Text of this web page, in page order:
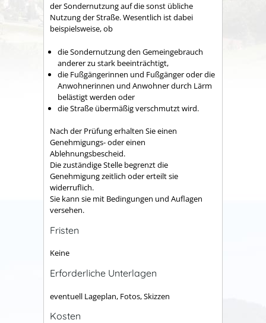
der Sondernutzung auf die sonst übliche
Nutzung der Straße.Wesentlich ist dabei
beispielsweise, ob
die Sondernutzung den Gemeingebrauch
anderer zu stark beeinträchtigt,
die Fußgängerinnen und Fußgänger oder die
Anwohnerinnen und Anwohner durch Lärm
belästigt werden oder
die Straße übermäßig verschmutzt wird.
Nach der Prüfung erhalten Sie einen
Genehmigungs- oder einen
Ablehnungsbescheid.
Die zuständige Stelle begrenzt die
Genehmigung zeitlich oder erteilt sie
widerruflich.
Sie kann sie mit Bedingungen und Auflagen
versehen.
Fristen
Keine
Erforderliche Unterlagen
eventuell Lageplan, Fotos, Skizzen
Kosten